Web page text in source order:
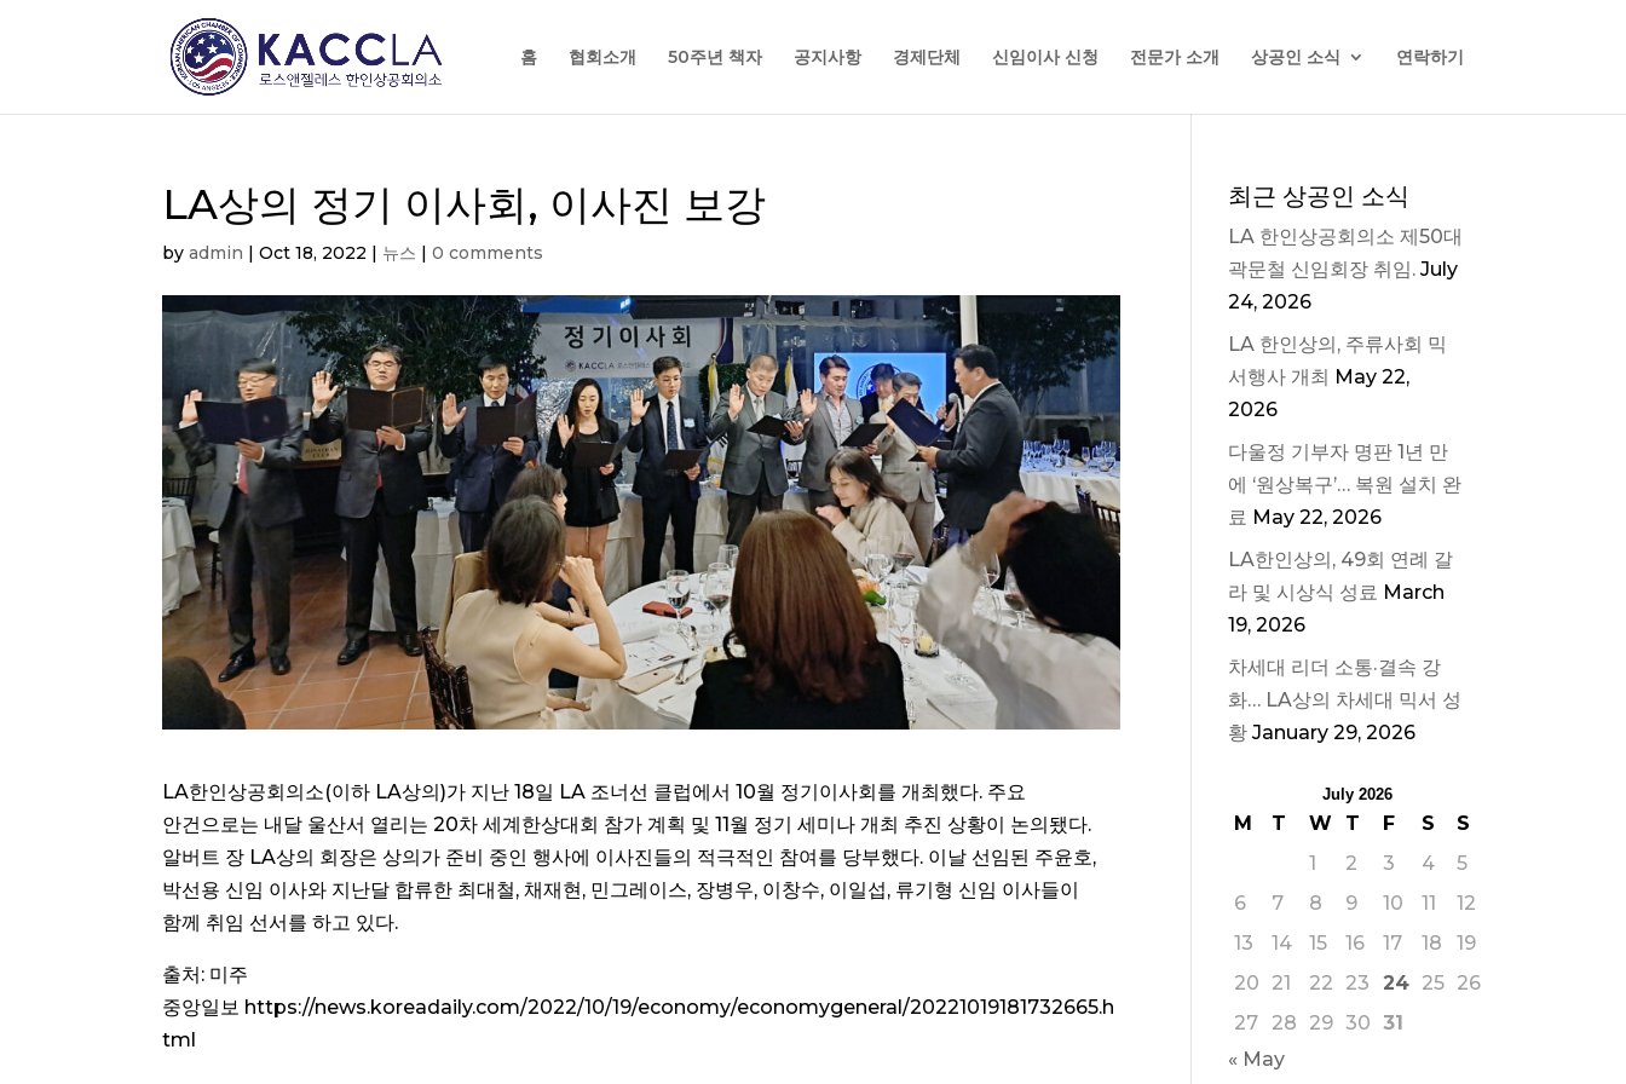
홈 협회소개 50주년 책자 공지사항 경제단체 신임이사 신청 전문가 소개 상공인 소식 연락하기
LA상의 정기 이사회, 이사진 보강
byadmin |Oct 18, 2022 | 뉴스 |0 comments
LA한인상공회의소(이하 LA상의)가 지난 18일 LA 조너선 클럽에서 10월 정기이사회를 개최했다. 주요
안건으로는 내달 울산서 열리는 20차 세계한상대회 참가 계획 및 11월 정기 세미나 개최 추진 상황이 논의됐다.
알버트 장 LA상의 회장은 상의가 준비 중인 행사에 이사진들의 적극적인 참여를 당부했다. 이날 선임된 주윤호,
박선용 신임 이사와 지난달 합류한 최대철, 채재현, 민그레이스, 장병우, 이창수, 이일섭, 류기형 신임 이사들이
함께 취임 선서를 하고 있다.
출처: 미주
중앙일보 https://news.koreadaily.com/2022/10/19/economy/economygeneral/20221019181732665.h
tml
최근 상공인 소식
LA 한인상공회의소 제50대
곽문철 신임회장 취임. July
24, 2026
LA 한인상의, 주류사회 믹
서행사 개최 May 22,
2026
다울정 기부자 명판 1년 만
에 ‘원상복구’… 복원 설치 완
료 May 22, 2026
LA한인상의, 49회 연례 갈
라 및 시상식 성료 March
19, 2026
차세대 리더 소통·결속 강
화… LA상의 차세대 믹서 성
황 January 29, 2026
July 2026
M T W T F S
S
1
2 3 4
5
6
7 8 9 10 11
12
13
14 15 16 17 18
19
20
21 22 23 24 25 26
27
28 29 30 31
« May